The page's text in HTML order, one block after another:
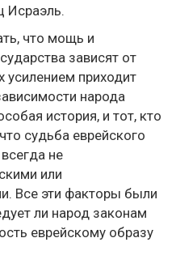
Исраэль.
что мощь и
зависят от
усилением приходит
народа
история, и тот, кто
судьба еврейского
не
или
Все эти факторы были
ли народ законам
еврейскому образу